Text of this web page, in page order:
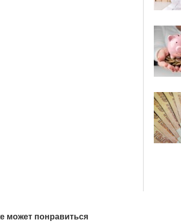
может понравиться